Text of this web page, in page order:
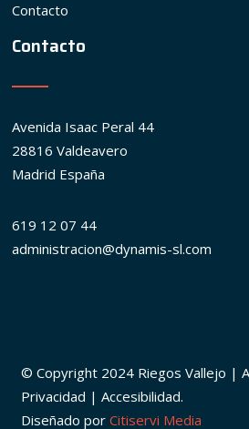
Contacto
Contacto
Avenida Isaac Peral 44
28816 Valdeavero
Madrid España
619 12 07 44
administracion@dynamis-sl.com
© Copyright 2024 Riegos Vallejo |
Privacidad |Accesibilidad.
Diseñado porCitiservi Media